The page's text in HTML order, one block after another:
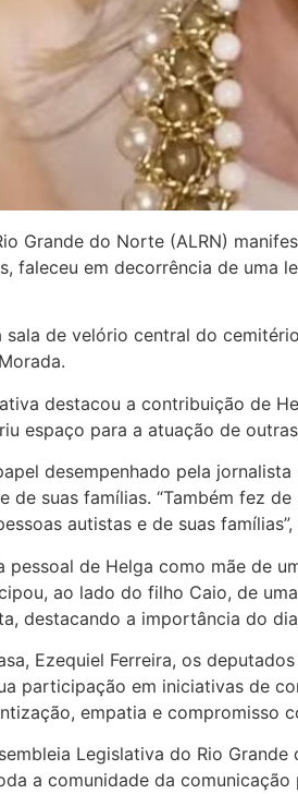
Grande do Norte (ALRN)
faleceu em decorrência de uma
de velório central do
destacou a contribuição de
espaço para a atuação de
desempenhado pela
de suas famílias. “Também fez
autistas e de suas famílias”,
pessoal de Helga como mãe de
ao lado do filho Caio, de
destacando a importância do
Ezequiel Ferreira, os
participação em iniciativas de
empatia e compromisso
Legislativa do Rio
a comunidade da